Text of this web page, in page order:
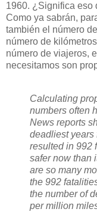
1960. ¿Significa eso
Como ya sabrán,
también el número
número de
número de viajeros,
necesitamos son
Calculating
numbers often
News reports
deadliest years
resulted in 992
safer now than
are so many
the 992
the number of
per million